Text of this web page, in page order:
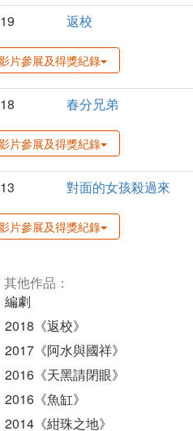
返校
片參展及得獎紀錄
春分兄弟
片參展及得獎紀錄
對面的女孩殺過來
片參展及得獎紀錄
其他作品：
編劇
2018《返校》
2017《阿水與國祥》
2016《天黑請閉眼》
2016《魚缸》
2014《紺珠之地》